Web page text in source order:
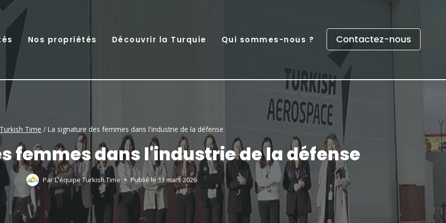
Nos propriétés Découvrir la Turquie Qui sommes-nous ? Contactez-nous
Turkish Time / La signature des femmes dans l'industrie de la défense
femmes dans l'industrie de la défense
ParL'équipe Turkish Time Publié le13 mars 2026